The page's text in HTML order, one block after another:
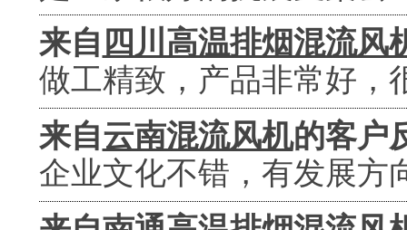
来自 四川高温排烟混流风
做工精致，产品非常好，
来自云南混流风机的客户
企业文化不错，有发展方